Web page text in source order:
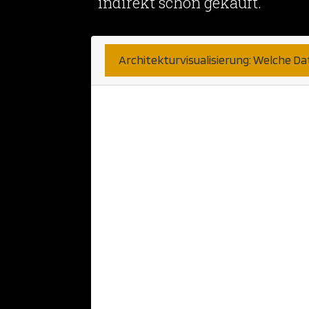
Architekturvisualisierung: Welche